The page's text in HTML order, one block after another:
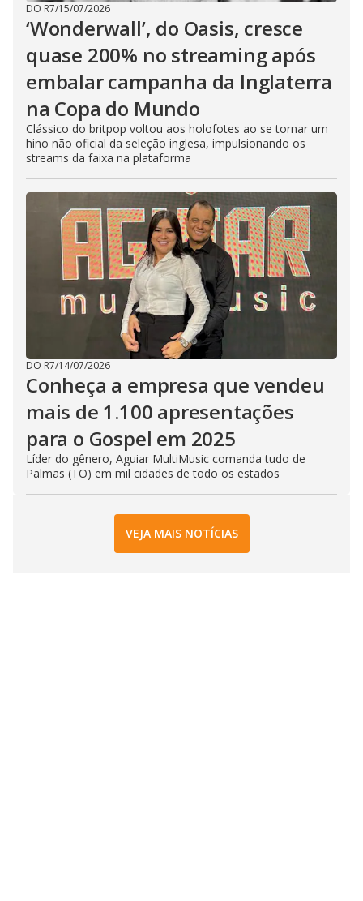
DO R7/15/07/2026
‘Wonderwall’, do Oasis, cresce
quase 200% no streaming após
embalar campanha da Inglaterra
na Copa do Mundo
Clássico do britpop voltou aos holofotes ao se tornar um
hino não oficial da seleção inglesa, impulsionando os
streams da faixa na plataforma
DO R7/14/07/2026
Conheça a empresa que vendeu
mais de 1.100 apresentações
para o Gospel em 2025
Líder do gênero, Aguiar MultiMusic comanda tudo de
Palmas (TO) em mil cidades de todo os estados
VEJA MAIS NOTÍCIAS